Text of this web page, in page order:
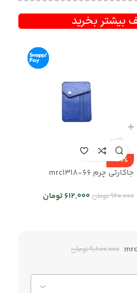
بیشتر بخرید
-36%
جاکارتی چرم mrc1318-66
960,000تومان612,000 تومان
9,800,000تومان